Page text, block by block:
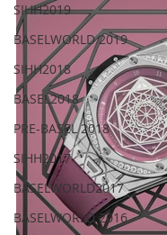
SIHH2019
BASELWORLD 2019
SIHH2018
BASEL2018
PRE-BASEL 2018
SIHH2017
BASELWORLD2017
BASELWORLD 2016